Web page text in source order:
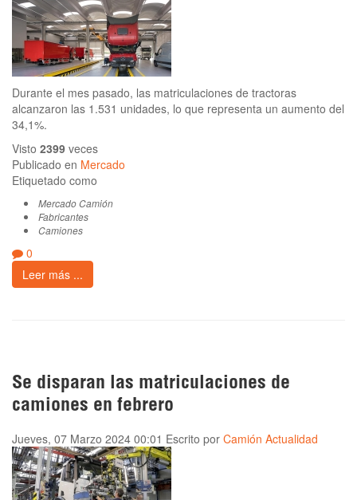
Durante el mes pasado, las matriculaciones de tractoras
alcanzaron las 1.531 unidades, lo que representa un aumento del
34,1%.
Visto 2399 veces
Publicado en Mercado
Etiquetado como
Mercado Camión
Fabricantes
Camiones
0
Leer más ...
Se disparan las matriculaciones de
camiones en febrero
Jueves, 07 Marzo 2024 00:01 Escrito por Camión Actualidad